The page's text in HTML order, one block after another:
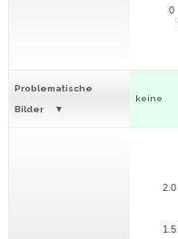
0
Problematische
Bilder
keine
1.5
2.0